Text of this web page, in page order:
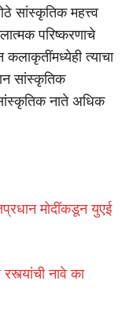
सांस्कृतिक महत्त्व
परिष्करणाचे
त्याचा
सांस्कृतिक
नाते अधिक
मोदींकडून युएई
नावे का